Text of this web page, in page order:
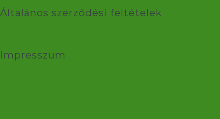
Általános szerződési feltételek
Impresszum